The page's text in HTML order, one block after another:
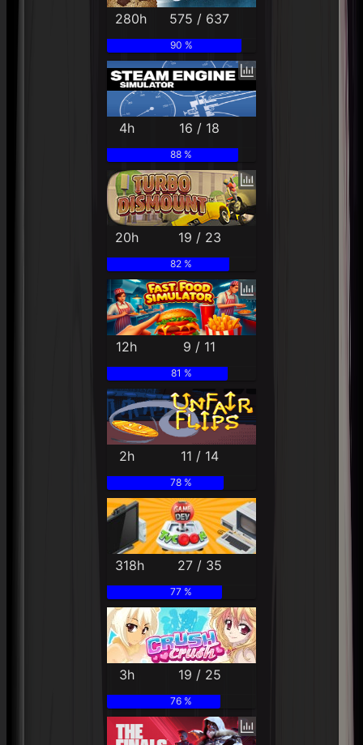
280h 575 / 637
90 %
4h 16 / 18
88 %
20h 19 / 23
82 %
12h 9 / 11
81 %
2h 11 / 14
78 %
318h 27 / 35
77 %
3h 19 / 25
76 %